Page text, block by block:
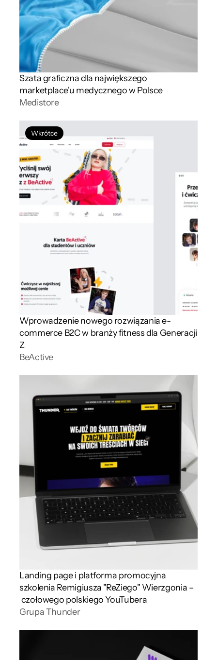
Szata graficzna dla największego
marketplace'u medycznego w Polsce
Medistore
Wprowadzenie nowego rozwiązania e-
commerce B2C w branży fitness dla Generacji
Z
BeActive
Wkrótce
Landing page i platforma promocyjna
szkolenia Remigiusza "ReZiego" Wierzgonia –
czołowego polskiego YouTubera
Grupa Thunder